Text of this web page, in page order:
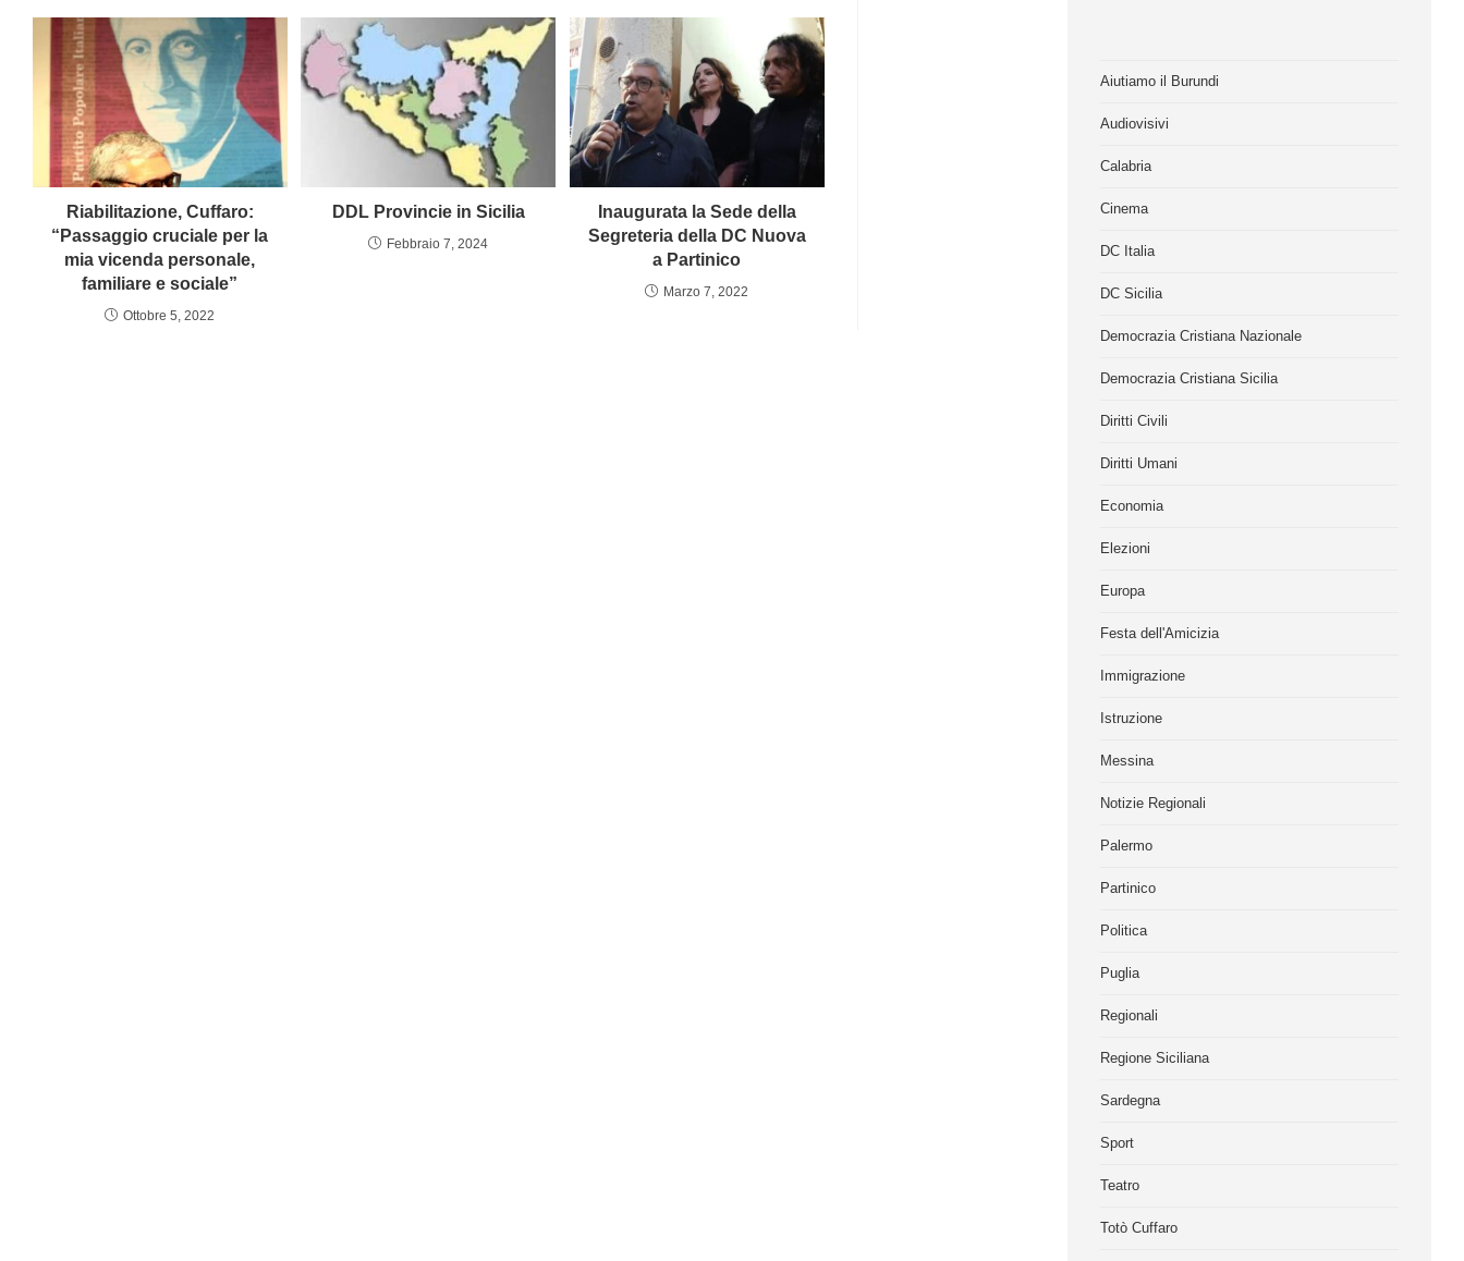
Riabilitazione, Cuffaro:
“Passaggio cruciale per la
mia vicenda personale,
familiare e sociale”
Ottobre 5, 2022
DDL Provincie in Sicilia
Febbraio 7, 2024
Inaugurata la Sede della
Segreteria della DC Nuova
a Partinico
Marzo 7, 2022
Aiutiamo il Burundi
Audiovisivi
Calabria
Cinema
DC Italia
DC Sicilia
Democrazia Cristiana Nazionale
Democrazia Cristiana Sicilia
Diritti Civili
Diritti Umani
Economia
Elezioni
Europa
Festa dell'Amicizia
Immigrazione
Istruzione
Messina
Notizie Regionali
Palermo
Partinico
Politica
Puglia
Regionali
Regione Siciliana
Sardegna
Sport
Teatro
Totò Cuffaro